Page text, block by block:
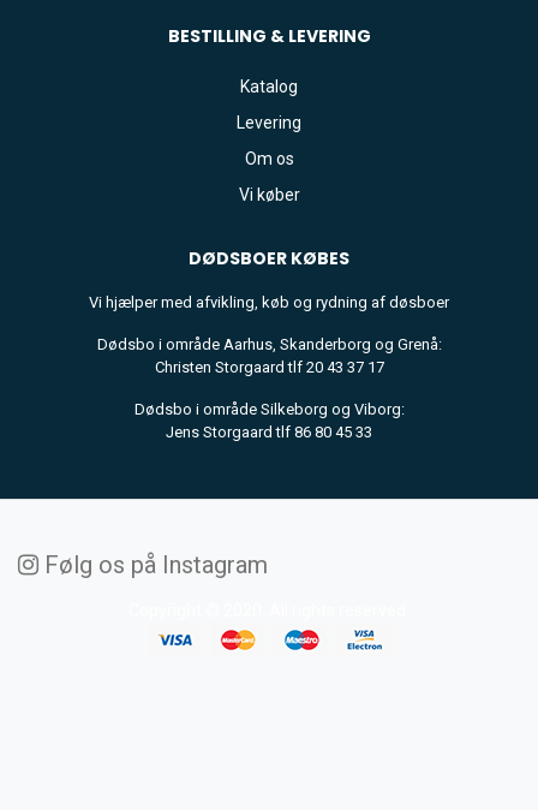
BESTILLING & LEVERING
Katalog
Levering
Om os
Vi køber
DØDSBOER KØBES
Vi hjælper med afvikling, køb og rydning af døsboer
Dødsbo i område Aarhus, Skanderborg og Grenå:
Christen Storgaard tlf 20 43 37 17
Dødsbo i område Silkeborg og Viborg:
Jens Storgaard tlf 86 80 45 33
Følg os på Instagram